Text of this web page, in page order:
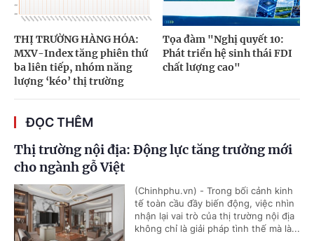
THỊ TRƯỜNG HÀNG HÓA:
MXV-Index tăng phiên thứ
ba liên tiếp, nhóm năng
lượng ‘kéo’ thị trường
Tọa đàm "Nghị quyết 10:
Phát triển hệ sinh thái FDI
chất lượng cao"
ĐỌC THÊM
Thị trường nội địa: Động lực tăng trưởng mới
cho ngành gỗ Việt
(Chinhphu.vn) - Trong bối cảnh kinh
tế toàn cầu đầy biến động, việc nhìn
nhận lại vai trò của thị trường nội địa
không chỉ là giải pháp tình thế mà là...